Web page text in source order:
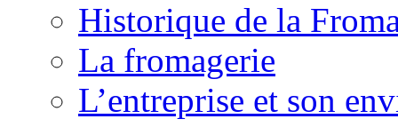
Historique de la
La fromagerie
L’entreprise et son